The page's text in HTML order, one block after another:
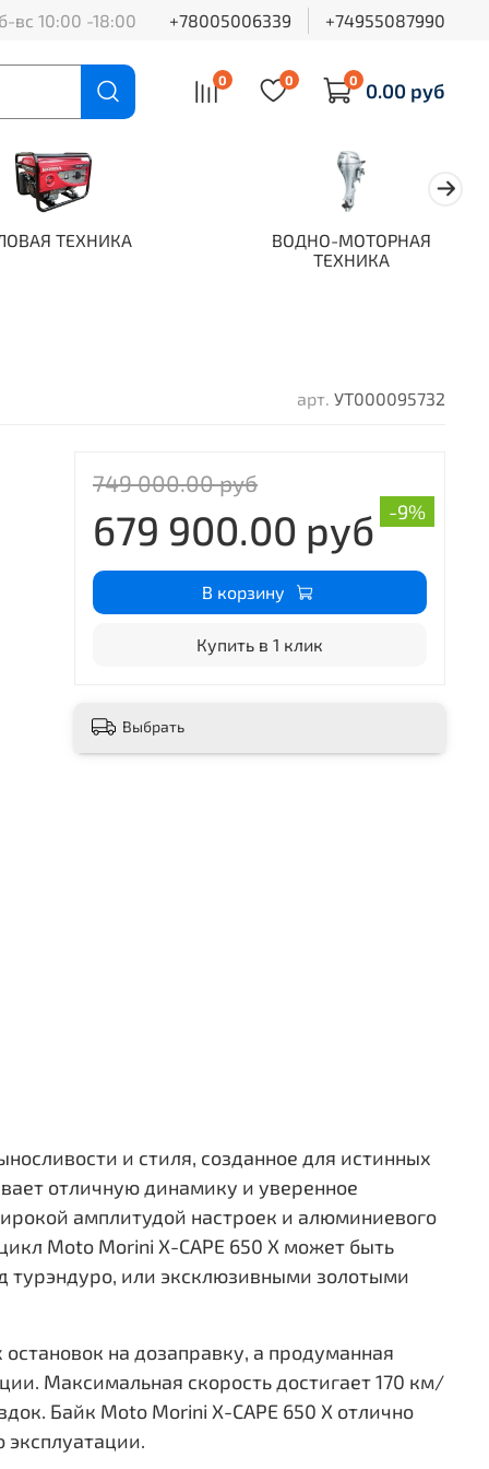
вс 10:00 -18:00 +78005006339 +74955087990
0 0 0 0.00 руб
ТЕХНИКА
ВОДНО-МОТОРНАЯ
ТЕХНИКА
арт. УТ000095732
749 000.00 руб
679 900.00 руб -9%
В корзину
Купить в 1 клик
Выбрать
и стиля, созданное для истинных
отличную динамику и уверенное
амплитудой настроек и алюминиевого
Moto Morini X-CAPE 650 X может быть
турэндуро, или эксклюзивными золотыми
на дозаправку, а продуманная
Максимальная скорость достигает 170 км/
Байк Moto Morini X-CAPE 650 X отлично
эксплуатации.